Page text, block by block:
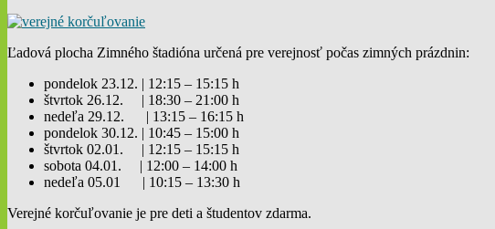
Ľadová plocha Zimného štadióna určená pre verejnosť počas zimných prázdnin:
pondelok 23.12. | 12:15 – 15:15 h
štvrtok 26.12. | 18:30 – 21:00 h
nedeľa 29.12. | 13:15 – 16:15 h
pondelok 30.12. | 10:45 – 15:00 h
štvrtok 02.01. | 12:15 – 15:15 h
sobota 04.01. | 12:00 – 14:00 h
nedeľa 05.01 | 10:15 – 13:30 h
Verejné korčuľovanie je pre deti a študentov zdarma.